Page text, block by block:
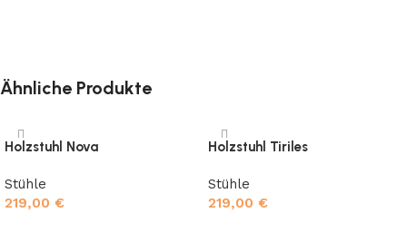
Ähnliche Produkte
Holzstuhl Nova
Stühle
219,00 €
Holzstuhl Tiriles
Stühle
219,00 €